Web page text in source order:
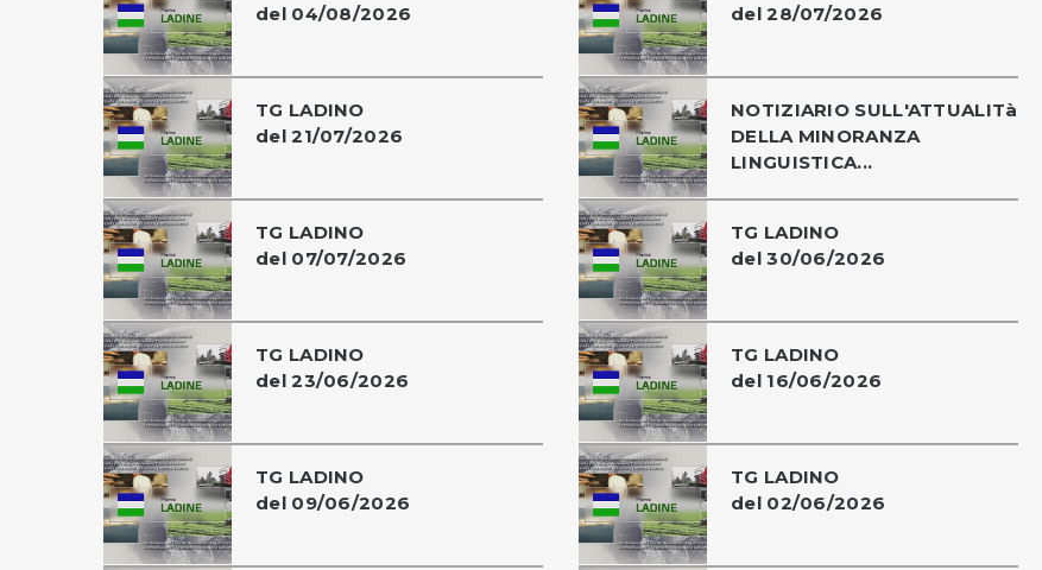
del 04/08/2026
del 28/07/2026
TG LADINO
del 21/07/2026
NOTIZIARIO SULL'ATTUALITà
DELLA MINORANZA
LINGUISTICA...
TG LADINO
del 07/07/2026
TG LADINO
del 30/06/2026
TG LADINO
del 23/06/2026
TG LADINO
del 16/06/2026
TG LADINO
del 09/06/2026
TG LADINO
del 02/06/2026